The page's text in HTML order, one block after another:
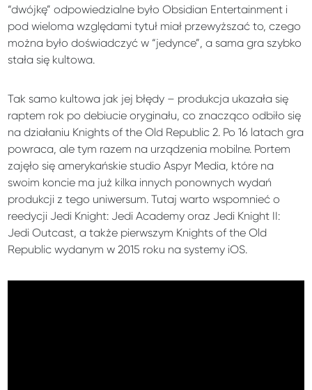
“dwójkę” odpowiedzialne było Obsidian Entertainment i
pod wieloma względami tytuł miał przewyższać to, czego
można było doświadczyć w “jedynce”, a sama gra szybko
stała się kultowa.
Tak samo kultowa jak jej błędy – produkcja ukazała się
raptem rok po debiucie oryginału, co znacząco odbiło się
na działaniu Knights of the Old Republic 2. Po 16 latach gra
powraca, ale tym razem na urządzenia mobilne. Portem
zajęło się amerykańskie studio Aspyr Media, które na
swoim koncie ma już kilka innych ponownych wydań
produkcji z tego uniwersum. Tutaj warto wspomnieć o
reedycji Jedi Knight: Jedi Academy oraz Jedi Knight II:
Jedi Outcast, a także pierwszym Knights of the Old
Republic wydanym w 2015 roku na systemy iOS.